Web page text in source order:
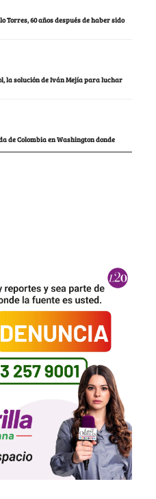
60 años después de haber sido
la solución de Iván Mejía para luchar
de Colombia en Washington donde